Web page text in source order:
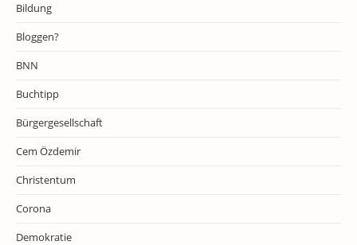
Bildung
Bloggen?
BNN
Buchtipp
Bürgergesellschaft
Cem Özdemir
Christentum
Corona
Demokratie